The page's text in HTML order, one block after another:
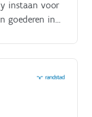
instaan voor
goederen in